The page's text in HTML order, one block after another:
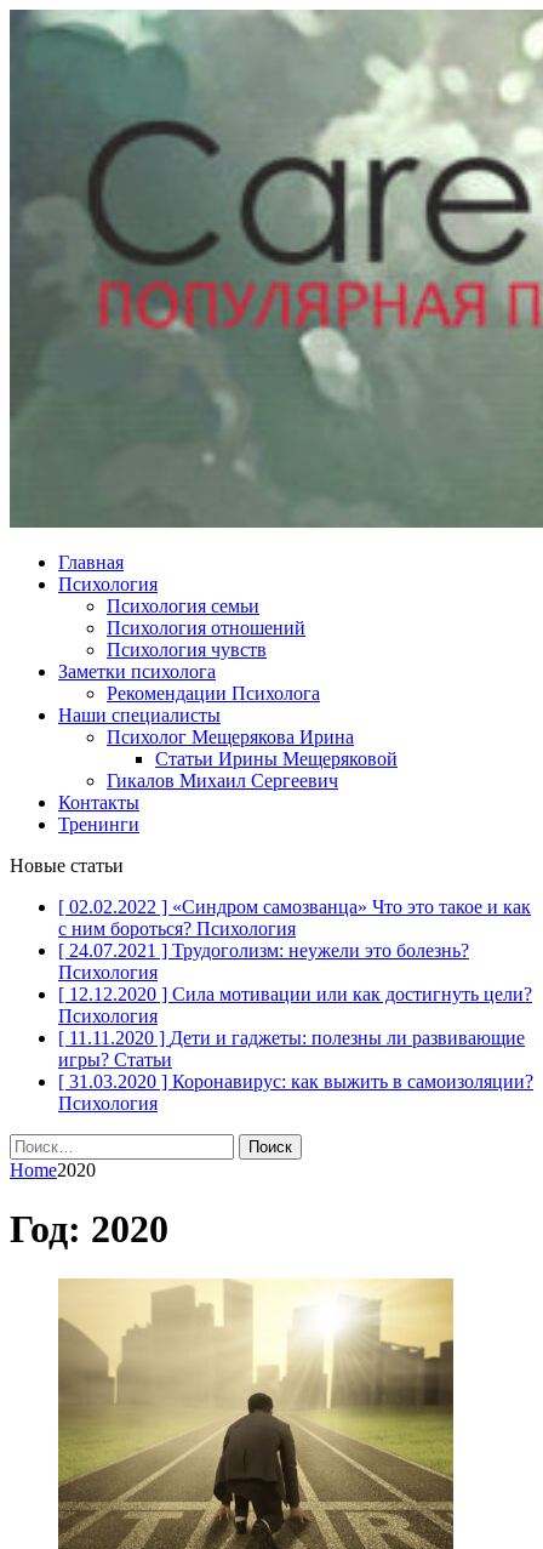
Главная
Психология
Психология семьи
Психология отношений
Психология чувств
Заметки психолога
Рекомендации Психолога
Наши специалисты
Психолог Мещерякова Ирина
Статьи Ирины Мещеряковой
Гикалов Михаил Сергеевич
Контакты
Тренинги
Новые статьи
[ 02.02.2022 ] «Синдром самозванца» Что это такое и как
с ним бороться? Психология
[ 24.07.2021 ] Трудоголизм: неужели это болезнь?
Психология
[ 12.12.2020 ] Сила мотивации или как достигнуть цели?
Психология
[ 11.11.2020 ] Дети и гаджеты: полезны ли развивающие
игры? Статьи
[ 31.03.2020 ] Коронавирус: как выжить в самоизоляции?
Психология
Найти:
Home2020
Год: 2020